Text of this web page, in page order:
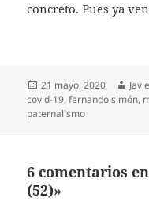
concreto. Pues ya
Publicado
el
21 mayo, 2020
covid-19,fernando simón,
paternalismo
6 comentarios
(52)»